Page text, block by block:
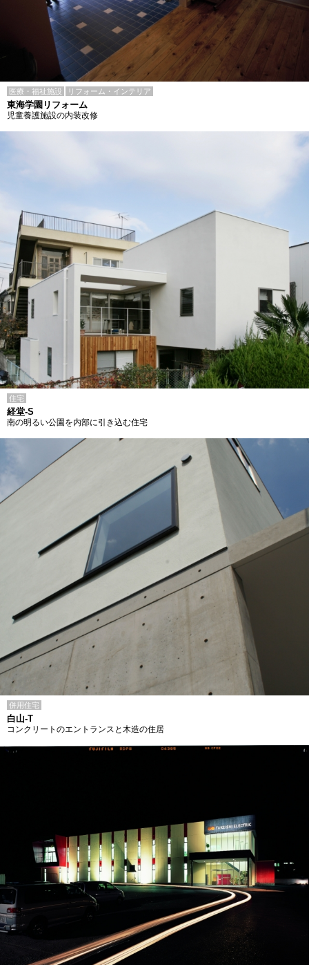
医療・福祉施設 リフォーム・インテリア
東海学園リフォーム
児童養護施設の内装改修
住宅
経堂-S
南の明るい公園を内部に引き込む住宅
併用住宅
白山-T
コンクリートのエントランスと木造の住居